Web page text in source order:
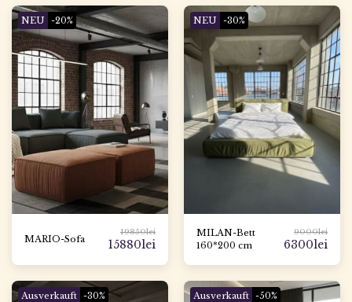
NEU -20%
MARIO-Sofa
19850lei
15880lei
NEU -30%
MILAN-Bett
160*200 cm
9000lei
6300lei
Ausverkauft -30% Ausverkauft -50%